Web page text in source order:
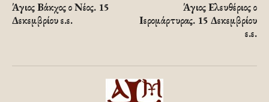
Άγιος Βάκχος ο Νέος. 15
Δεκεμβρίου ε.ε.
Άγιος Ελευθέριος ο
Ιερομάρτυρας. 15 Δεκεμβρίου
ε.ε.